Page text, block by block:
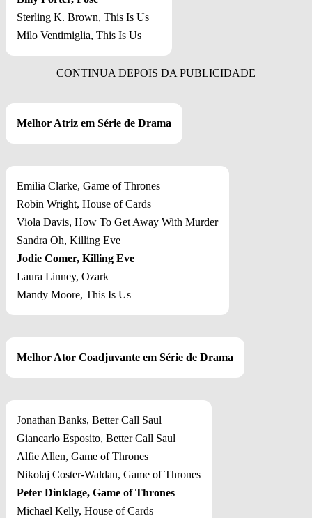
Sterling K. Brown, This Is Us
Milo Ventimiglia, This Is Us
Melhor Atriz em Série de Drama
Emilia Clarke, Game of Thrones
Robin Wright, House of Cards
Viola Davis, How To Get Away With Murder
Sandra Oh, Killing Eve
Jodie Comer, Killing Eve
Laura Linney, Ozark
Mandy Moore, This Is Us
Melhor Ator Coadjuvante em Série de Drama
Jonathan Banks, Better Call Saul
Giancarlo Esposito, Better Call Saul
Alfie Allen, Game of Thrones
Nikolaj Coster-Waldau, Game of Thrones
Peter Dinklage, Game of Thrones
Michael Kelly, House of Cards